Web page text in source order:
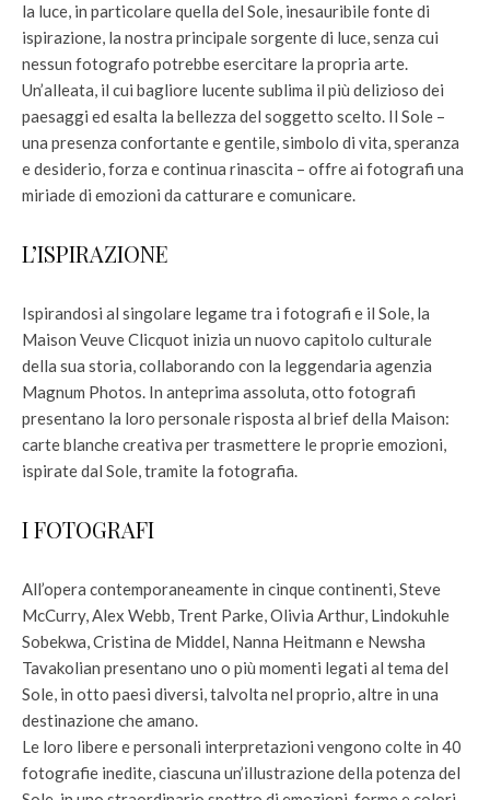
la luce, in particolare quella del Sole, inesauribile fonte di
ispirazione, la nostra principale sorgente di luce, senza cui
nessun fotografo potrebbe esercitare la propria arte.
Un’alleata, il cui bagliore lucente sublima il più delizioso dei
paesaggi ed esalta la bellezza del soggetto scelto. Il Sole –
una presenza confortante e gentile, simbolo di vita, speranza
e desiderio, forza e continua rinascita – offre ai fotografi una
miriade di emozioni da catturare e comunicare.
L’ISPIRAZIONE
Ispirandosi al singolare legame tra i fotografi e il Sole, la
Maison Veuve Clicquot inizia un nuovo capitolo culturale
della sua storia, collaborando con la leggendaria agenzia
Magnum Photos. In anteprima assoluta, otto fotografi
presentano la loro personale risposta al brief della Maison:
carte blanche creativa per trasmettere le proprie emozioni,
ispirate dal Sole, tramite la fotografia.
I FOTOGRAFI
All’opera contemporaneamente in cinque continenti, Steve
McCurry, Alex Webb, Trent Parke, Olivia Arthur, Lindokuhle
Sobekwa, Cristina de Middel, Nanna Heitmann e Newsha
Tavakolian presentano uno o più momenti legati al tema del
Sole, in otto paesi diversi, talvolta nel proprio, altre in una
destinazione che amano.
Le loro libere e personali interpretazioni vengono colte in 40
fotografie inedite, ciascuna un’illustrazione della potenza del